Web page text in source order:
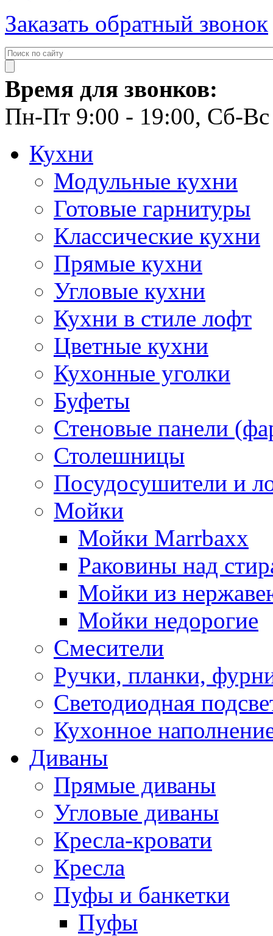
Заказать обратный звонок
Время для звонков:
Пн-Пт 9:00 - 19:00, Сб-Вс
Кухни
Модульные кухни
Готовые гарнитуры
Классические кухни
Прямые кухни
Угловые кухни
Кухни в стиле лофт
Цветные кухни
Кухонные уголки
Буфеты
Стеновые панели
Столешницы
Посудосушители и
Мойки
Мойки Marrbaxx
Раковины над
Мойки из
Мойки недорогие
Смесители
Ручки, планки,
Светодиодная
Кухонное
Диваны
Прямые диваны
Угловые диваны
Кресла-кровати
Кресла
Пуфы и банкетки
Пуфы